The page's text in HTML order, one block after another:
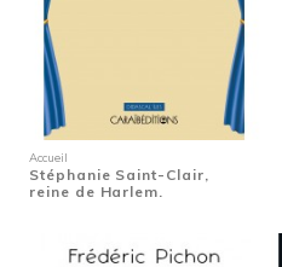
Accueil
Stéphanie Saint-Clair,
reine de Harlem.